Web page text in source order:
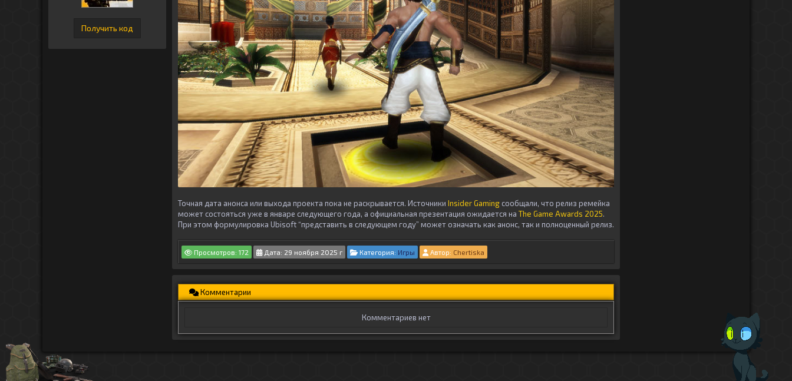
Точная дата анонса или выхода проекта пока не раскрывается. Источники Insider Gamingсообщали, что релиз ремейка
может состояться уже в январе следующего года, а официальная презентация ожидается на The Game Awards 2025.
При этом формулировка Ubisoft “представить в следующем году” может означать как анонс, так и полноценный релиз.
Просмотров: 172 Дата: 29 ноября 2025 г Категория: Игры Автор: Chertiska
Комментарии
Комментариев нет